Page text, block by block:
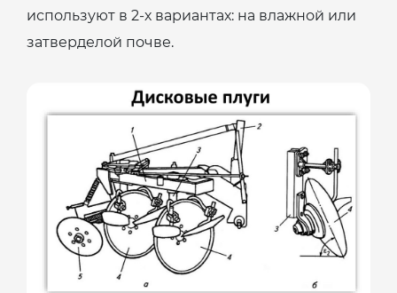
используют в 2-х вариантах: на влажной или
затверделой почве.